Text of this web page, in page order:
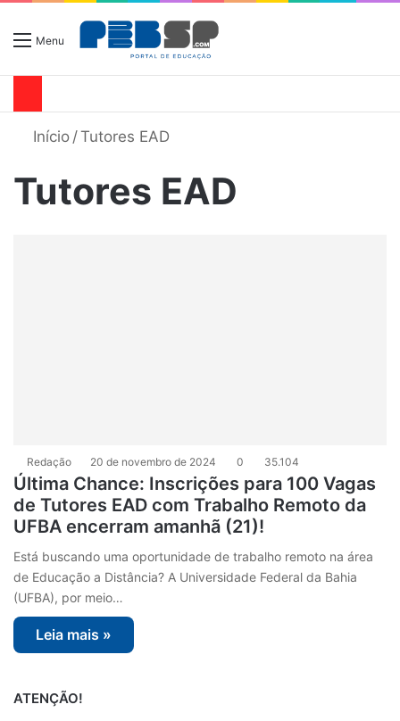
Menu
Início /Tutores EAD
Tutores EAD
Redação 20 de novembro de 2024 0 35.104
Última Chance: Inscrições para 100 Vagas
de Tutores EAD com Trabalho Remoto da
UFBA encerram amanhã (21)!
Está buscando uma oportunidade de trabalho remoto na área
de Educação a Distância? A Universidade Federal da Bahia
(UFBA), por meio…
Leia mais »
ATENÇÃO!